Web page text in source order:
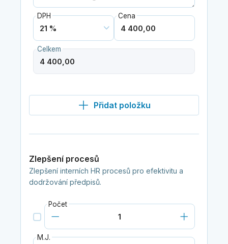
DPH Cena
Celkem
Přidat položku
Zlepšení procesů
Zlepšení interních HR procesů pro efektivitu a
dodržování předpisů.
Počet
M.J.